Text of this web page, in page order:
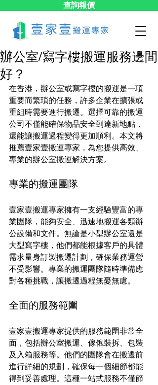
查詢報價
辦公室/寫字樓搬運服務邊間
好？
在香港，辦公室或寫字樓的搬運是一項
重要而繁瑣的任務，許多企業在擴張或
重組時需要進行搬遷。選擇可靠的搬運
公司不僅能確保物品安全到達新地點，
還能讓搬運過程變得更加順利。本文將
推薦壹家壹搬運專家，為您提供高效、
專業的辦公室搬運解決方案。
專業的搬運團隊
壹家壹搬運專家擁有一支經驗豐富的專
業團隊，能夠安全、迅速地搬運各類辦
公設備和文件。無論是小型辦公室還是
大型寫字樓，他們都能根據客戶的具體
需求量身訂製搬遷計劃，確保業務運營
不受影響。專業的搬運團隊隨時準備應
對各種挑戰，讓搬遷過程無憂無慮。
全面的服務範圍
壹家壹搬運專家提供的服務範圍非常全
面，包括辦公室搬運、傢俬裝拆、包裝
及入箱服務等。他們的團隊會在搬遷前
進行詳細的規劃，確保每一個細節都能
得到妥善處理。這種一站式服務不僅節